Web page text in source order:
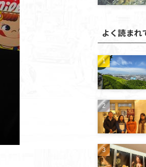
よく読まれ